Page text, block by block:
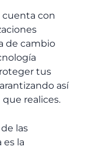
cuenta con
de cambio
tus
así
realices.
las
es la